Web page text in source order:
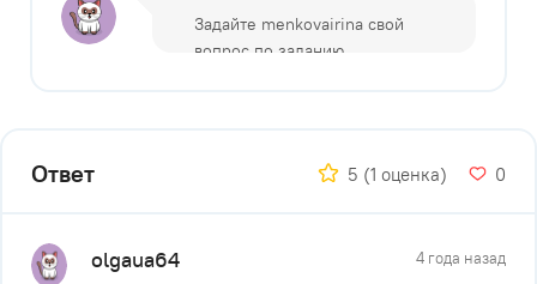
Ответ 5 (1 оценка) 0
olgaua64 4 года назад